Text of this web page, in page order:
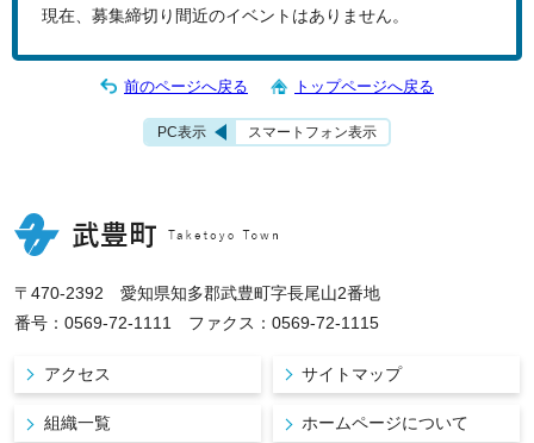
現在、募集締切り間近のイベントはありません。
前のページへ戻る トップページへ戻る
PC表示 スマートフォン表示
〒470-2392 愛知県知多郡武豊町字長尾山2番地
番号：0569-72-1111 ファクス：0569-72-1115
アクセス サイトマップ
組織一覧 ホームページについて